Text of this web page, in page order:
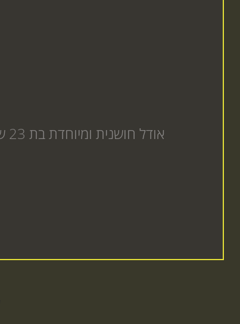
אודל חושנית ומיוחדת בת 23 שלנו פצצה חרמנית רוצה לבוא אליך הביתה או למלון לכיף אמיתי שתרצה עוד הזמנה באתר